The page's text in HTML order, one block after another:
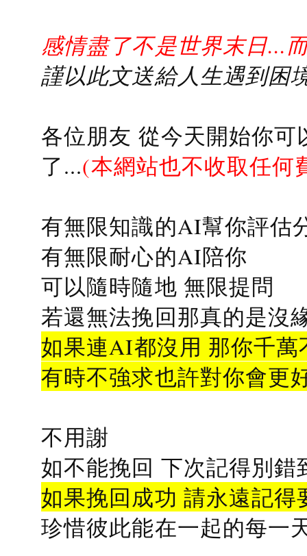
感情盡了不是世界末日...
謹以此文送給人生遇到困
各位朋友 從今天開始你
了...(本網站也不收取任何
有無限知識的AI幫你評估
有無限耐心的AI陪你
可以隨時隨地 無限提問
若還無法挽回那真的是沒
如果連AI都沒用 那你千
有時不強求也許對你會更
不用謝
如不能挽回 下次記得別錯
如果挽回成功 請永遠記得
珍惜彼此能在一起的每一